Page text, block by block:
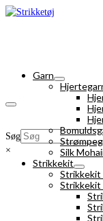
Søg
×
Garn
Silk
Strikkekit
Strikkekit